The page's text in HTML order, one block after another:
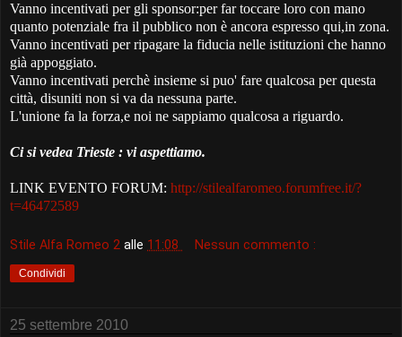
Vanno incentivati per gli sponsor:per far toccare loro con mano
quanto potenziale fra il pubblico non è ancora espresso qui,in zona.
Vanno incentivati per ripagare la fiducia nelle istituzioni che hanno
già appoggiato.
Vanno incentivati perchè insieme si puo' fare qualcosa per questa
città, disuniti non si va da nessuna parte.
L'unione fa la forza,e noi ne sappiamo qualcosa a riguardo.
Ci si vedea Trieste : vi aspettiamo.
LINK EVENTO FORUM: http://stilealfaromeo.forumfree.it/?
t=46472589
Stile Alfa Romeo 2 alle 11:08 Nessun commento :
Condividi
25 settembre 2010